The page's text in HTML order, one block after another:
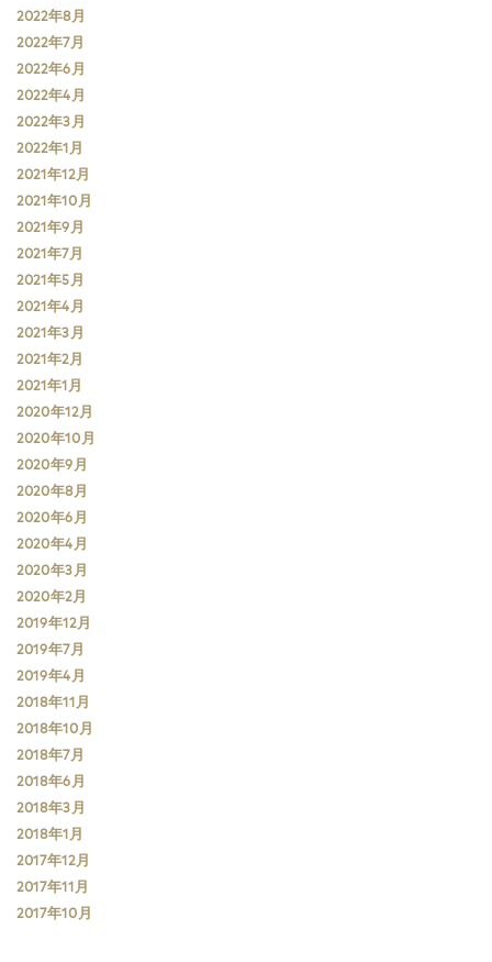
2022年8月
2022年7月
2022年6月
2022年4月
2022年3月
2022年1月
2021年12月
2021年10月
2021年9月
2021年7月
2021年5月
2021年4月
2021年3月
2021年2月
2021年1月
2020年12月
2020年10月
2020年9月
2020年8月
2020年6月
2020年4月
2020年3月
2020年2月
2019年12月
2019年7月
2019年4月
2018年11月
2018年10月
2018年7月
2018年6月
2018年3月
2018年1月
2017年12月
2017年11月
2017年10月